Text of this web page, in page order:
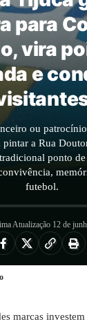
para
vira
e
ou
pintar a Rua
ponto de
futebol.
Atualização 12 de
marcas